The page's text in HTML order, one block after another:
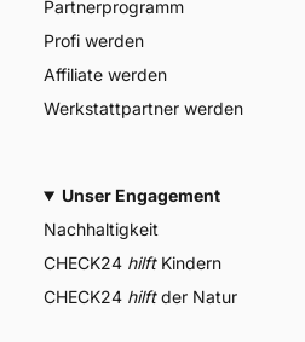
Partnerprogramm
Profi werden
Affiliate werden
Werkstattpartner werden
Unser Engagement
Nachhaltigkeit
CHECK24 hilftKindern
CHECK24 hilftder Natur